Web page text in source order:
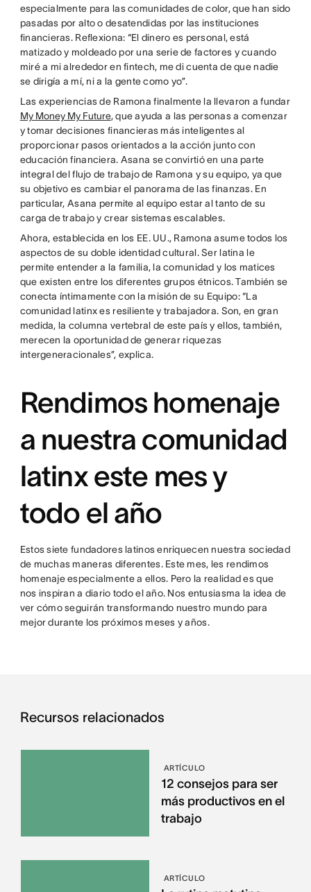
especialmente para las comunidades de color, que han sido
pasadas por alto o desatendidas por las instituciones
financieras. Reflexiona: “El dinero es personal, está
matizado y moldeado por una serie de factores y cuando
miré a mi alrededor en fintech, me di cuenta de que nadie
se dirigía a mí, ni a la gente como yo”.
Las experiencias de Ramona finalmente la llevaron a fundar
My Money My Future, que ayuda a las personas a comenzar
y tomar decisiones financieras más inteligentes al
proporcionar pasos orientados a la acción junto con
educación financiera. Asana se convirtió en una parte
integral del flujo de trabajo de Ramona y su equipo, ya que
su objetivo es cambiar el panorama de las finanzas. En
particular, Asana permite al equipo estar al tanto de su
carga de trabajo y crear sistemas escalables.
Ahora, establecida en los EE. UU., Ramona asume todos los
aspectos de su doble identidad cultural. Ser latina le
permite entender a la familia, la comunidad y los matices
que existen entre los diferentes grupos étnicos. También se
conecta íntimamente con la misión de su Equipo: “La
comunidad latinx es resiliente y trabajadora. Son, en gran
medida, la columna vertebral de este país y ellos, también,
merecen la oportunidad de generar riquezas
intergeneracionales”, explica.
Rendimos homenaje
a nuestra comunidad
latinx este mes y
todo el año
Estos siete fundadores latinos enriquecen nuestra sociedad
de muchas maneras diferentes. Este mes, les rendimos
homenaje especialmente a ellos. Pero la realidad es que
nos inspiran a diario todo el año. Nos entusiasma la idea de
ver cómo seguirán transformando nuestro mundo para
mejor durante los próximos meses y años.
Recursos relacionados
ARTÍCULO
12 consejos para ser
más productivos en el
trabajo
ARTÍCULO